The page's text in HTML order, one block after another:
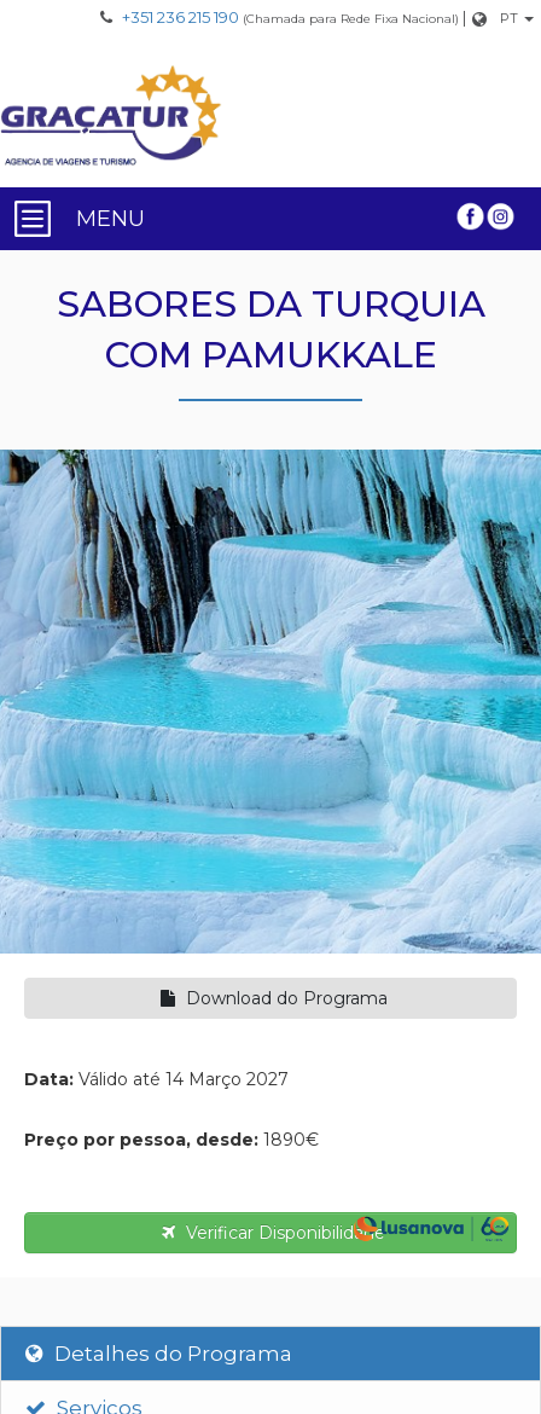
+351 236 215 190 (Chamada para Rede Fixa Nacional) | PT
MENU
SABORES DA TURQUIA
COM PAMUKKALE
Download do Programa
Data: Válido até 14 Março 2027
Preço por pessoa, desde: 1890€
Verificar Disponibilidade
Detalhes do Programa
Servicos